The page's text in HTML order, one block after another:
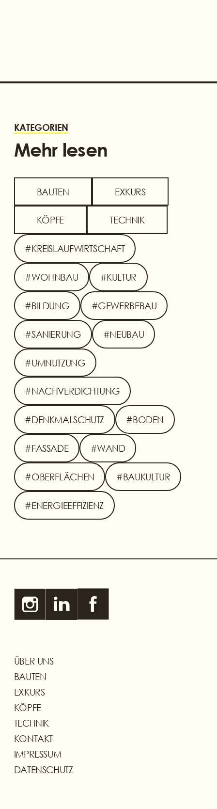
KATEGORIEN
Mehr lesen
BAUTEN EXKURS
KÖPFE TECHNIK
#KREISLAUFWIRTSCHAFT
#WOHNBAU #KULTUR
#BILDUNG #GEWERBEBAU
#SANIERUNG #NEUBAU
#UMNUTZUNG
#NACHVERDICHTUNG
#DENKMALSCHUTZ #BODEN
#FASSADE #WAND
#OBERFLÄCHEN #BAUKULTUR
#ENERGIEEFFIZIENZ
ÜBER UNS
BAUTEN
EXKURS
KÖPFE
TECHNIK
KONTAKT
IMPRESSUM
DATENSCHUTZ